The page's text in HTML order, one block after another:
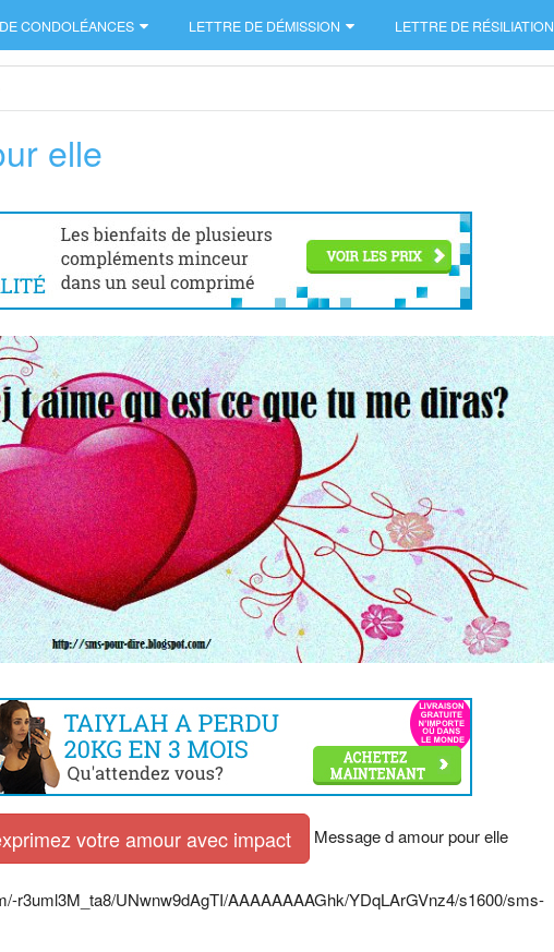
CONDOLÉANCES LETTRE DE DÉMISSION LETTRE DE RÉSILIATION
elle
votre amour avec impact Message d amour pour elle
r3uml3M_ta8/UNwnw9dAgTI/AAAAAAAAGhk/YDqLArGVnz4/s1600/sms-